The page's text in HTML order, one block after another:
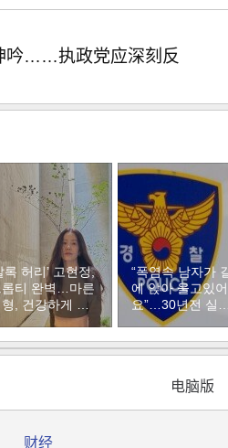
吟……执政党应深刻反
록 허리’ 고현정,
롭티 완벽…마른
형, 건강하게 유
하려면
“폭염속 남자가
에 앉아 울고있어
요”…30년전 실
자였다
电脑版
财经